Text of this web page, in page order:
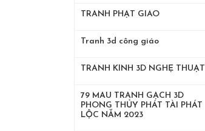
TRANH PHẬT GIÁO
Tranh 3d công giáo
TRANH KÍNH 3D NGHỆ THUẬT
79 MẪU TRANH GẠCH 3D
PHONG THỦY PHÁT TÀI PHÁT
LỘC NĂM 2023